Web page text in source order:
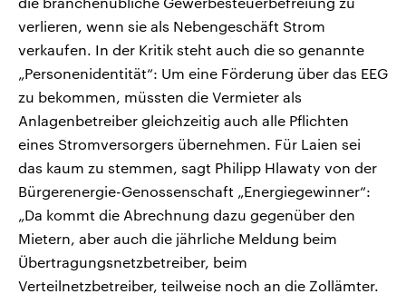
verlieren, wenn sie als Nebengeschäft Strom
verkaufen. In der Kritik steht auch die so genannte
„Personenidentität“: Um eine Förderung über das EEG
zu bekommen, müssten die Vermieter als
Anlagenbetreiber gleichzeitig auch alle Pflichten
eines Stromversorgers übernehmen. Für Laien sei
das kaum zu stemmen, sagt Philipp Hlawaty von der
Bürgerenergie-Genossenschaft „Energiegewinner“:
„Da kommt die Abrechnung dazu gegenüber den
Mietern, aber auch die jährliche Meldung beim
Übertragungsnetzbetreiber, beim
Verteilnetzbetreiber, teilweise noch an die Zollämter.